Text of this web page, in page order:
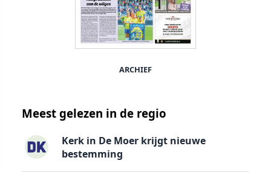
ARCHIEF
Meest gelezen in de regio
Kerk in De Moer krijgt nieuwe
bestemming